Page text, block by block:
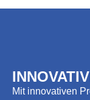
Mit innovativen